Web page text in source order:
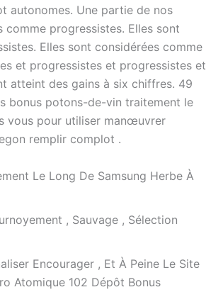
autonomes. Une partie de nos
comme progressistes. Elles sont
Elles sont considérées comme
et progressistes et progressistes et
atteint des gains à six chiffres. 49
bonus potons-de-vin traitement le
vous pour utiliser manœuvrer
remplir complot .
Le Long De Samsung Herbe À
, Sauvage , Sélection
Encourager , Et À Peine Le Site
Atomique 102 Dépôt Bonus